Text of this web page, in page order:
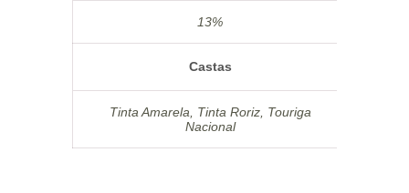
13%
Castas
Tinta Amarela, Tinta Roriz, Touriga
Nacional